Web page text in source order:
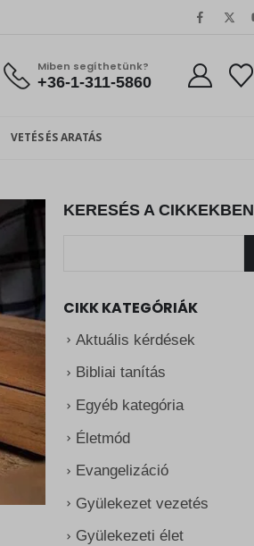
Miben segíthetünk?
+36-1-311-5860
VETÉS ÉS ARATÁS
KERESÉS A CIKKEKBEN
CIKK KATEGÓRIÁK
Aktuális kérdések
Bibliai tanítás
Egyéb kategória
Életmód
Evangelizáció
Gyülekezet vezetés
Gyülekezeti élet